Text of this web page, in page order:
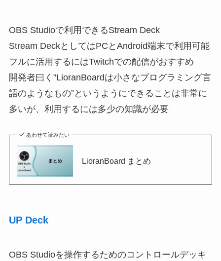
OBS Studioで利用できるStream Deck
Stream DeckとしてはPCとAndroid端末で利用可能
フルに活用するにはTwitchでの配信がおすすめ
開発者曰く”LioranBoardは小さなプログラミング言
語のようなもの”というようにできることは非常に
多いが、利用するには多少の知識が必要
あわせて読みたい
LioranBoard まとめ
UP Deck
OBS Studioを操作するためのコントロールデッキ